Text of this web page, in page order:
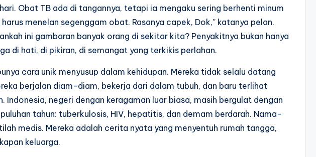
Obat TB ada di tangannya, tetapi ia mengaku sering berhenti minum
menelan segenggam obat. Rasanya capek, Dok,” katanya pelan.
ini gambaran banyak orang di sekitar kita? Penyakitnya bukan hanya
di hati, di pikiran, di semangat yang terkikis perlahan.
cara unik menyusup dalam kehidupan. Mereka tidak selalu datang
berjalan diam-diam, bekerja dari dalam tubuh, dan baru terlihat
Indonesia, negeri dengan keragaman luar biasa, masih bergulat dengan
tahun: tuberkulosis, HIV, hepatitis, dan demam berdarah. Nama-
medis. Mereka adalah cerita nyata yang menyentuh rumah tangga,
keluarga.